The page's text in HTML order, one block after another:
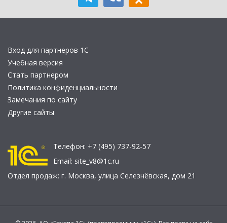
Вход для партнеров 1С
Учебная версия
Стать партнером
Политика конфиденциальности
Замечания по сайту
Другие сайты
Телефон: +7 (495) 737-92-57
Email: site_v8@1c.ru
Отдел продаж: г. Москва, улица Селезнёвская, дом 21